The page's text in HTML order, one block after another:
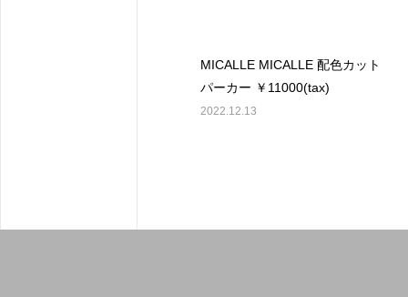
MICALLE MICALLE 配色カット
パーカー ￥11000(tax)
2022.12.13